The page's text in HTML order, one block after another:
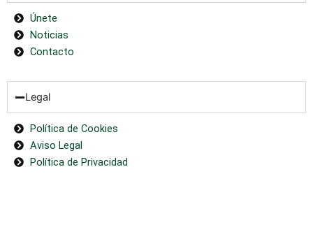
Únete
Noticias
Contacto
Legal
Política de Cookies
Aviso Legal
Política de Privacidad